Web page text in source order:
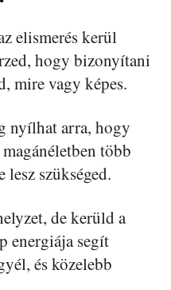
elismerés kerül
hogy bizonyítani
mire vagy képes.
nyílhat arra, hogy
több
lesz szükséged.
de kerüld a
energiája segít
és közelebb